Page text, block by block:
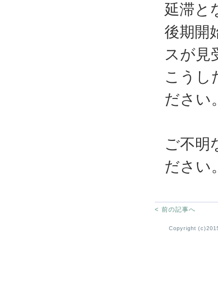
延滞と
後期開
スが見
こうし
ださい
ご不明
ださい
< 前の記事へ
Copyright